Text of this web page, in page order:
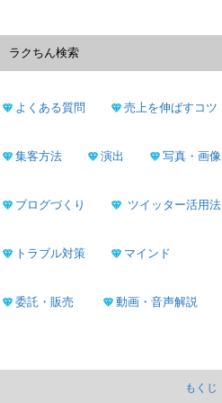
ラクちん検索
よくある質問 売上を伸ばすコツ
集客方法 演出 写真・画像
ブログづくり ツイッター活用法
トラブル対策 マインド
委託・販売 動画・音声解説
もくじ